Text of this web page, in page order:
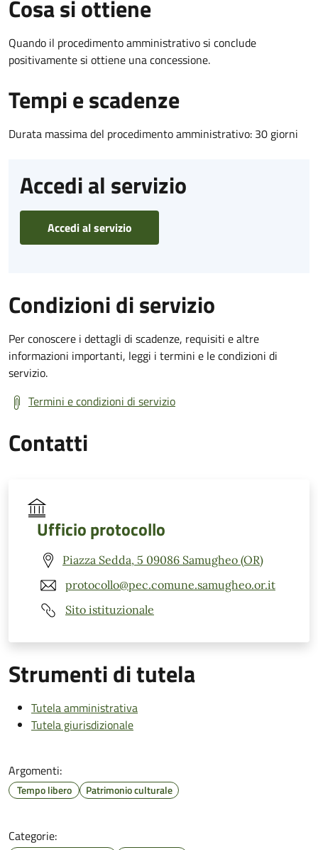
Cosa si ottiene
Quando il procedimento amministrativo si conclude
positivamente si ottiene una concessione.
Tempi e scadenze
Durata massima del procedimento amministrativo: 30 giorni
Accedi al servizio
Accedi al servizio
Condizioni di servizio
Per conoscere i dettagli di scadenze, requisiti e altre
informazioni importanti, leggi i termini e le condizioni di
servizio.
Termini e condizioni di servizio
Contatti
Ufficio protocollo
Piazza Sedda, 5 09086 Samugheo (OR)
protocollo@pec.comune.samugheo.or.it
Sito istituzionale
Strumenti di tutela
Tutela amministrativa
Tutela giurisdizionale
Argomenti:
Tempo libero Patrimonio culturale
Categorie: